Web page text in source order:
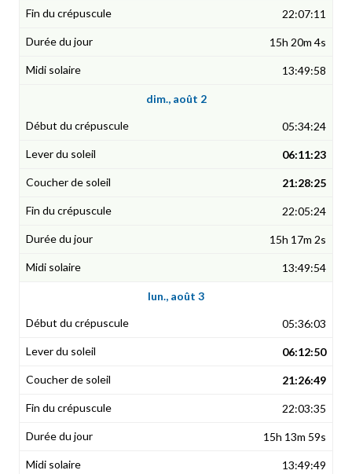
22:07:11
15h 20m 4s
13:49:58
dim., août 2
05:34:24
06:11:23
21:28:25
22:05:24
15h 17m 2s
13:49:54
lun., août 3
05:36:03
06:12:50
21:26:49
22:03:35
15h 13m 59s
13:49:49